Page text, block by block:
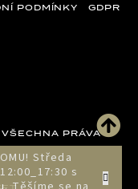
Středa
s
PODMÍNKY
GDPR
VŠECHNA PRÁVA